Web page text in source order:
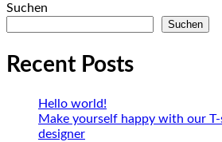
Suchen
Suchen
Recent Posts
Hello world!
Make yourself happy with our
designer